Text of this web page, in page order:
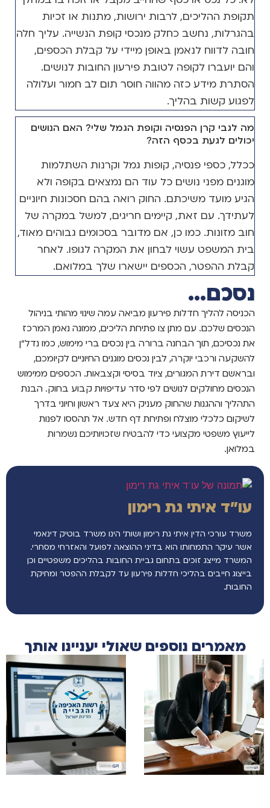
תקופת ההליכים, לרבות ירושות, מתנות או זכיות
בהגרלות, נחשב כחלק מנכסי קופת הנשייה. עליך חלה
חובה לדווח לנאמן באופן מיידי על קבלת הכספים,
והם יועברו לקופה לטובת פירעון החובות לנושים.
הסתרת מידע כזה מהווה חוסר תום לב חמור ועלולה
לפגוע קשות בהליך.
מה לגבי קרן הפנסיה וקופת הגמל שלי? האם הנושים
יכולים לגעת בכסף הזה?
ככלל, כספי פנסיה, קופות גמל וקרנות השתלמות
מוגנים מפני נושים כל עוד הם נמצאים בקופה ולא
הגיע מועד משיכתם. החוק רואה בהם חסכונות חיוניים
לעתידך. עם זאת, קיימים חריגים, למשל במקרה של
חוב מזונות. כמו כן, אם מדובר בסכומים גבוהים מאוד,
בית המשפט עשוי לבחון את המקרה לגופו. לאחר
קבלת ההפטר, הכספים יישארו שלך במלואם.
נסכם...
הכניסה להליך חדלות פירעון מביאה עמה שינוי מהותי בניהול
הנכסים שלכם. עם מתן צו פתיחת הליכים, ממונה נאמן המרכז
את נכסיכם, תוך הבחנה ברורה בין נכסים ברי מימוש, כמו נדל"ן
להשקעה ורכבי יוקרה, לבין נכסים מוגנים החיוניים לקיומכם,
ובראשם דירת המגורים, ציוד בסיסי וקצבאות. הכספים ממימוש
הנכסים מחולקים לנושים לפי סדר עדיפויות קבוע בחוק. הבנת
התהליך וההגנות שהחוק מעניק היא צעד ראשון וחיוני בדרך
לשיקום כלכלי מוצלח ופתיחת דף חדש. אל תהססו לפנות
לייעוץ משפטי מקצועי כדי להבטיח שזכויותיכם נשמרות
במלואן.
עו"ד איתי גת רימון
משרד עורכי הדין איתי גת רימון ושות’ הינו משרד בוטיק דינאמי
אשר עיקר התמחותו הוא בדיני ההוצאה לפועל והאזרחי מסחרי.
המשרד מייצג זוכים בתחום גביית החובות בהליכים משפטיים וכן
בייצוג חייבים בהליכי חדלות פירעון עד לקבלת ההפטר ומחיקת
החובות.
מאמרים נוספים שאולי יעניינו אותך